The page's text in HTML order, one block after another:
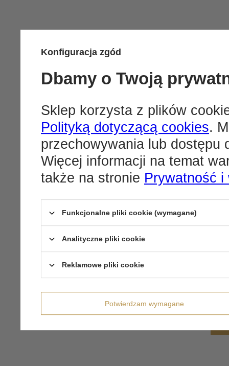
Konfiguracja zgód
Dbamy o Twoją
Sklep korzysta z plików
Polityką dotyczącą cookies.
przechowywania lub dostępu
Więcej informacji na temat
także na stronie Prywatność i
Funkcjonalne pliki cookie (wymagane)
Analityczne pliki cookie
Reklamowe pliki cookie
Potwierdzam wymagane